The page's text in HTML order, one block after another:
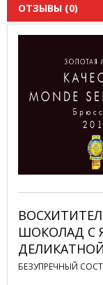
ОТЗЫВЫ (0)
ШОКОЛАД С
БЕЗУПРЕЧНЫЙ